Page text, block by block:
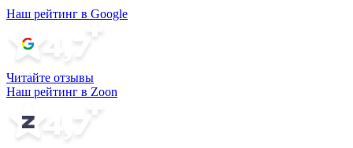
Наш рейтинг в Google
Читайте отзывы
Наш рейтинг в Zoon